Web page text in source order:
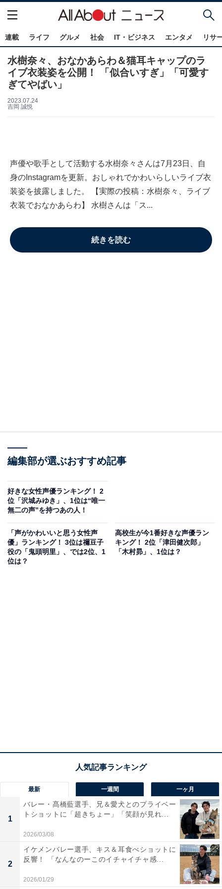
連載 ライフ グルメ 社会 IT・ビジネス エンタメ リサ
水樹奈々、おなかあらわ＆猫耳キャップのラ
イブ衣装姿を公開！ 「似合いすぎ」「可愛す
ぎてやばい」
2023.07.24
吉岡 誠悦
声優や歌手として活動する水樹奈々さんは7月23日、自
身のInstagramを更新。おしゃれでかわいらしいライブ衣
装姿を披露しました。 【実際の投稿：水樹奈々、ライブ
衣装でおなかあらわ】 水樹さんは「ス...
続きを読む
編集部が選ぶおすすめ記事
好きな女性声優ランキング！ 2
位「沢城みゆき」、1位は“唯一
無二の声”を持つあの人！
「声がかわいいと思う女性声
優」ランキング！ 3位は禰豆子
役の「鬼頭明里」、では2位、1
位は？
高校生が今1番好きな声優ラン
キング！ 2位「津田健次郎」
「木村昴」、1位は？
最新 一週間 一ヶ月
1
バレー・髙橋藍選手、兄＆愛犬とのプライベー
トショットに「超きちょー」「笑顔が見れ...
2026/03/08
2
イケメンバレー選手、キス＆耳食べショットに
反響！ 「なんなのーこのイチャイチャ感...
2026/01/29